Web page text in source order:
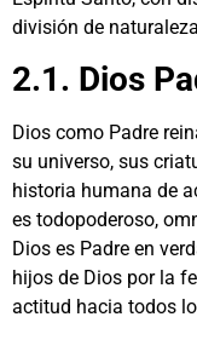
división de
2.1. Dios
Dios como Padre
su universo, sus
historia humana de
es todopoderoso,
Dios es Padre en
hijos de Dios por la
actitud hacia todos